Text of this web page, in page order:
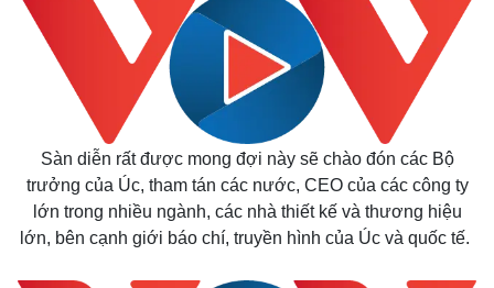
Pháp luật
Tin nóng
Tư vấn luật
Quân sự - Quốc phòng
Vũ khí
Việt Nam
Phân tích
Sàn diễn rất được mong đợi này sẽ chào đón các Bộ
trưởng của Úc, tham tán các nước, CEO của các công ty
lớn trong nhiều ngành, các nhà thiết kế và thương hiệu
lớn, bên cạnh giới báo chí, truyền hình của Úc và quốc tế.